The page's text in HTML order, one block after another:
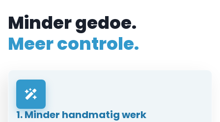
Minder gedoe.
Meer controle.
1. Minder handmatig werk